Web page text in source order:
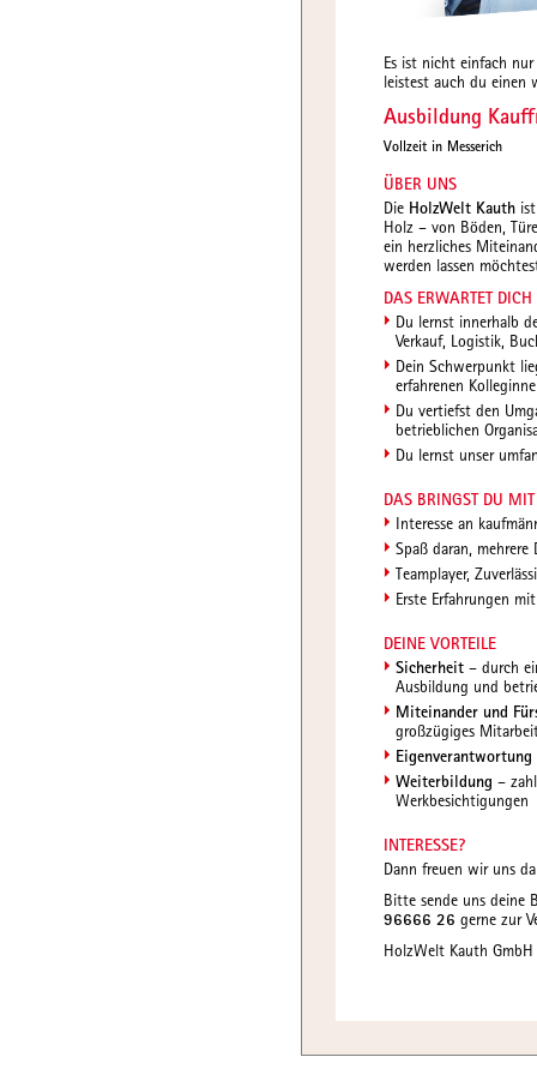
Es ist nicht einfach
leistest auch du einen
Ausbildung
Vollzeit in Messerich
ÜBER UNS
Die HolzWelt Kauth
Holz – von Böden,
ein herzliches
werden lassen
DAS ERWARTET DICH
Du lernst innerhalb
Verkauf, Logistik,
Dein Schwerpunkt
erfahrenen
Du vertiefst den
betrieblichen
Du lernst unser
DAS BRINGST DU MIT
Interesse an
Spaß daran,
Teamplayer,
Erste Erfahrungen
DEINE VORTEILE
Sicherheit – durch
Ausbildung und
Miteinander und
großzügiges
Eigenverantwortung
Weiterbildung –
Werkbesichtigungen
INTERESSE?
Dann freuen wir uns
Bitte sende uns deine
96666 26 gerne zur
HolzWelt Kauth